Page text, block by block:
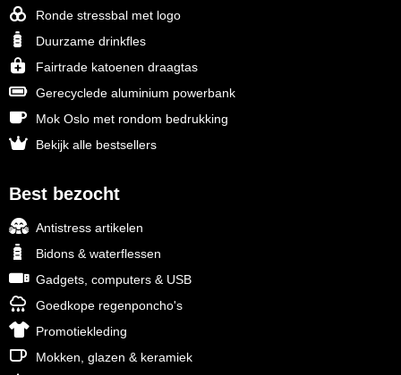
Ronde stressbal met logo
Duurzame drinkfles
Fairtrade katoenen draagtas
Gerecyclede aluminium powerbank
Mok Oslo met rondom bedrukking
Bekijk alle bestsellers
Best bezocht
Antistress artikelen
Bidons & waterflessen
Gadgets, computers & USB
Goedkope regenponcho's
Promotiekleding
Mokken, glazen & keramiek